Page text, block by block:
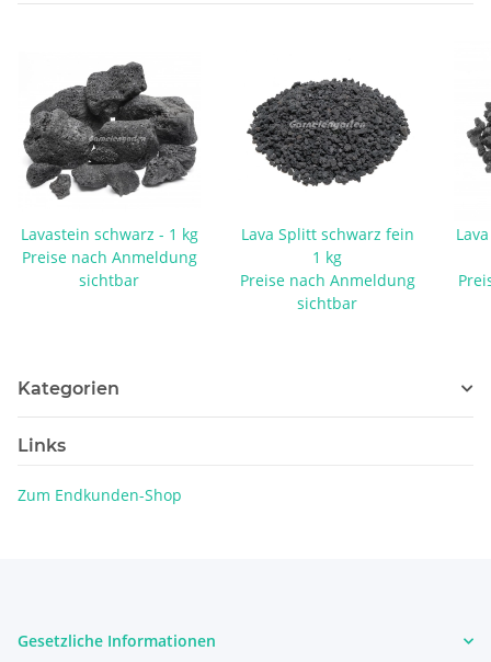
Lavastein schwarz - 1 kg
Preise nach Anmeldung
sichtbar
Lava Splitt schwarz fein
1 kg
Preise nach Anmeldung
sichtbar
Kategorien
Links
Zum Endkunden-Shop
Gesetzliche Informationen